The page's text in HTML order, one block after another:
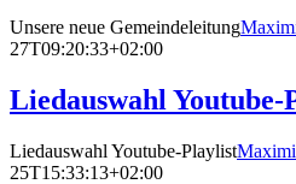
Unsere neue Gemeindeleitung
27T09:20:33+02:00
Liedauswahl Youtube-
Liedauswahl Youtube-Playlist
25T15:33:13+02:00